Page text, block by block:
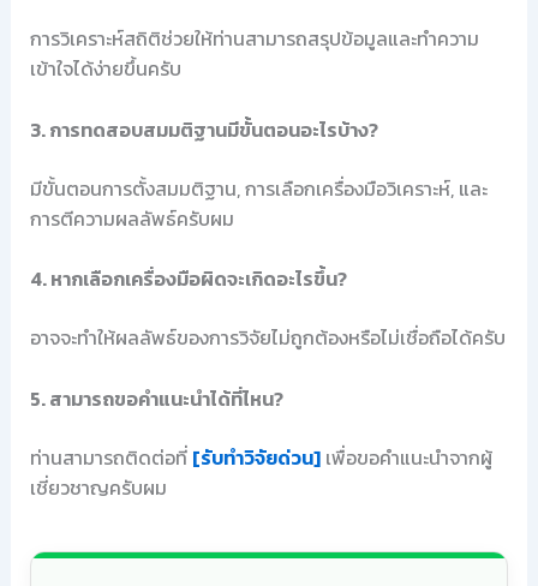
การวิเคราะห์สถิติช่วยให้ท่านสามารถสรุปข้อมูลและทำความ
เข้าใจได้ง่ายขึ้นครับ
3. การทดสอบสมมติฐานมีขั้นตอนอะไรบ้าง?
มีขั้นตอนการตั้งสมมติฐาน, การเลือกเครื่องมือวิเคราะห์, และ
การตีความผลลัพธ์ครับผม
4. หากเลือกเครื่องมือผิดจะเกิดอะไรขึ้น?
อาจจะทำให้ผลลัพธ์ของการวิจัยไม่ถูกต้องหรือไม่เชื่อถือได้ครับ
5. สามารถขอคำแนะนำได้ที่ไหน?
ท่านสามารถติดต่อที่ [รับทำวิจัยด่วน]เพื่อขอคำแนะนำจากผู้
เชี่ยวชาญครับผม